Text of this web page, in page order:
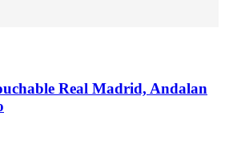
Real Madrid, Andalan